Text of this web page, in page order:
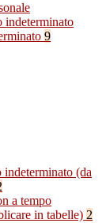
indeterminato
9
indeterminato (da
a tempo
in tabelle) 2